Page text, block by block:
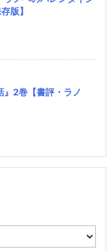
版】
』2巻【書評・ラノ